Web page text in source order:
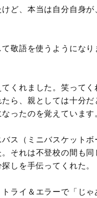
ど、本当は自分自身
敬語を使うようになり
くれました。笑って
ら、親としては十分
ったのを覚えています。
ス（ミニバスケット
それは不登校の間も
しを手伝ってくれた。
ライ＆エラーで「じ